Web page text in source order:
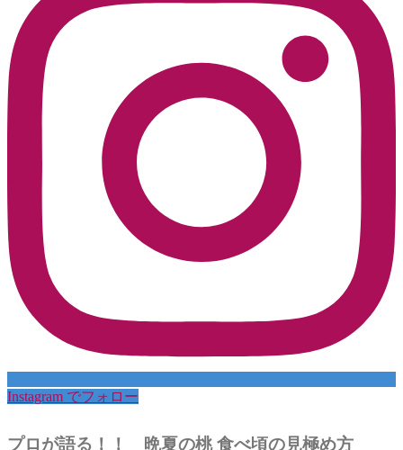
Instagram でフォロー
プロが語る！！ 晩夏の桃 食べ頃の見極め方